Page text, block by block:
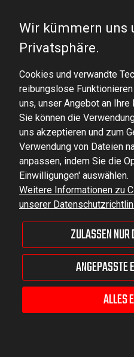
DOMINATOR GROUP Sp. z o.o.
VAT ID No.: 6521751083
dominator@dominator.pl
© Copyright 2022 | Dominator Group
ZEIGEN SIE DIE
Sklep
Wir kümmern uns
Privatsphäre.
Cookies und verwandte
reibungslose
uns, unser Angebot an
Sie können die
uns akzeptieren und zum
Verwendung von Dateien
anpassen, indem Sie die
Einwilligungen' auswählen.
Weitere Informationen zu
unserer
ZULASSEN
ANGEPASSTE
ALLES